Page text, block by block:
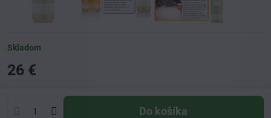
Skladom
26 €
Do košíka